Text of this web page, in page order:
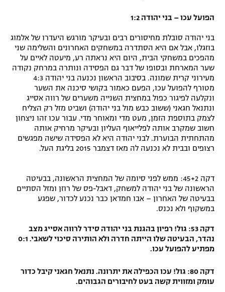
תקנון פעילות ספורט 1
רשיון להקרנה פומבית לבית עסק
הצטרפות לחבילת הערוצים
לוח דרושים – ג'ובנט
תגיות
המגזין
הפועל עכו – בני יהודה 1:2
בני יהודה סובלת מחיסורים רבים ובעיקר מורגש היעדרו של אלמוג
בוזגלו, אבל אם היא הסתדרה במשחקים האחרונים והשלימה שני
מהפכים במשחקי הבית, היום היא נראתה רע, מיעטה לאיים על
שער המארחת ובסופו של דבר גם הפסידה ונותרה במרחק נקודה
מעירוני קרית שמונה. בסיבוב הראשון נכנעה בני יהודה 4:3
מטורף להפועל עכו, הפעם כאמור בקושי סיכנה את השער
ונקלעה לפיגור כפול במחצית השנייה משערים של רווה אסייג
ונתנאל חגאני (ששוב כבש מול בני יהודה) ושביט מזל רק הצליח
לצמק בתוספת הזמן, מעט מדי ומאוחר מדי. עבור עכו זהו ניצחון
חשוב שמקרב אותה לפלייאוף העליון ובעיקר מרחיק אותה
מהתחתית הבוערת. לבני יהודה היא לא הפסידה שישה מפגשים
רצופים ובבית לא נכנעה לה מאז דצמבר 2015 בליגת העל.
דקה 45+2: ממש לפני סיומה של המחצית הראשונה, בבעיטה
הראשונה של בני יהודה למשחק, דאבל-פס של רוזן ומזל הסתיים
בבעיטה של האחרון – אבו חמדאן כבר נכנע לכדור, שפגע
במשקוף ולא נכנס.
דקה 53: גול! רפיון בהגנת בני יהודה סידר לרווה אסייג מצב
נהדר, הבעיטה שלו הייתה חדרה ולא הותירה סיכוי לשאבי. 0:1
מפתיע להפועל עכו.
דקה 80: גול! עכו הכפילה את יתרונה. נתנאל חגאני קיבל כדור
עומק ומזווית קשה בעט לחיבורים הגבוהים.